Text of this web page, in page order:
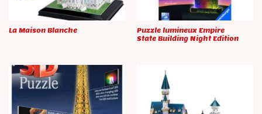
La Maison Blanche
Puzzle lumineux Empire
State Building Night Edition